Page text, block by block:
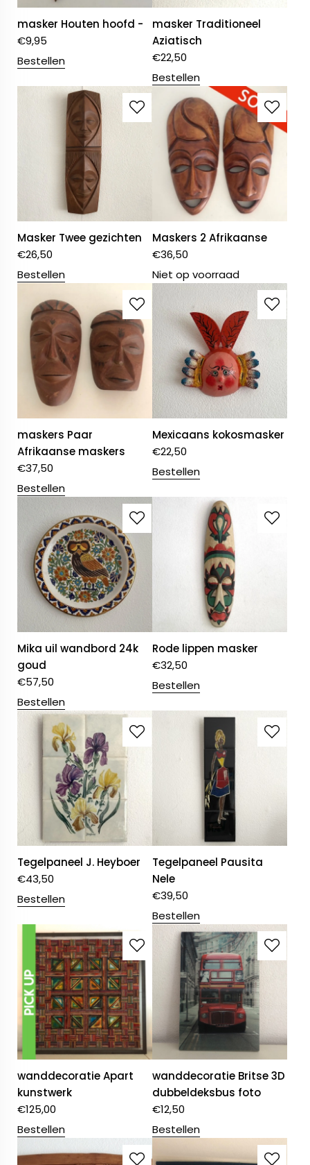
masker Houten hoofd -
€9,95
Bestellen
masker Traditioneel
Aziatisch
€22,50
Bestellen
Masker Twee gezichten
€26,50
Bestellen
Maskers 2 Afrikaanse
€36,50
Niet op voorraad
maskers Paar
Afrikaanse maskers
€37,50
Bestellen
Mexicaans kokosmasker
€22,50
Bestellen
Mika uil wandbord 24k
goud
€57,50
Bestellen
Rode lippen masker
€32,50
Bestellen
Tegelpaneel J. Heyboer
€43,50
Bestellen
Tegelpaneel Pausita
Nele
€39,50
Bestellen
wanddecoratie Apart
kunstwerk
€125,00
Bestellen
wanddecoratie Britse 3D
dubbeldeksbus foto
€12,50
Bestellen